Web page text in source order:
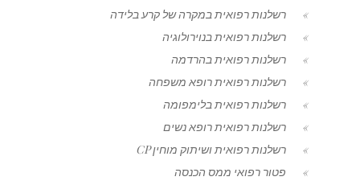
רשלנות רפואית במקרה של קרע בלידה
רשלנות רפואית בנוירולוגיה
רשלנות רפואית בהרדמה
רשלנות רפואית רופא משפחה
רשלנות רפואית בלימפומה
רשלנות רפואית רופא נשים
רשלנות רפואית ושיתוק מוחין CP
פטור רפואי ממס הכנסה